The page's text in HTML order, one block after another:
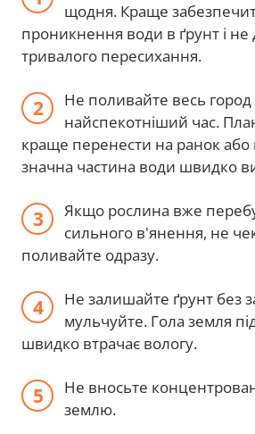
щодня. Краще
проникнення води в ґрунт і не
тривалого пересихання.
Не поливайте весь город
найспекотніший час.
краще перенести на ранок або
значна частина води швидко
Якщо рослина вже
сильного в'янення, не
поливайте одразу.
Не залишайте ґрунт без
мульчуйте. Гола земля
швидко втрачає вологу.
Не вносьте
землю.